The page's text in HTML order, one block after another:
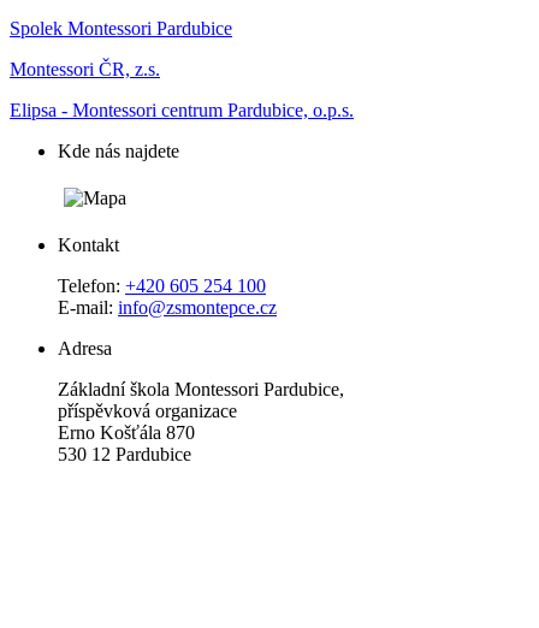
Spolek Montessori Pardubice
Montessori ČR, z.s.
Elipsa - Montessori centrum Pardubice, o.p.s.
Kde nás najdete
Kontakt
Telefon: +420 605 254 100
E-mail: info@zsmontepce.cz
Adresa
Základní škola Montessori Pardubice,
příspěvková organizace
Erno Košťála 870
530 12 Pardubice